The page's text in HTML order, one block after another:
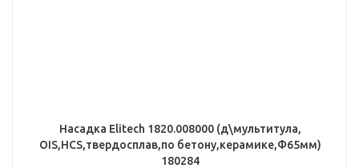
Насадка Elitech 1820.008000 (д\мультитула,
OIS,HCS,твердосплав,по бетону,керамике,Ф65мм)
180284